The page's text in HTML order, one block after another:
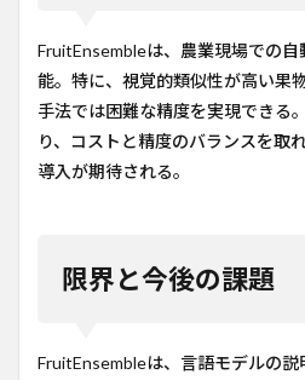
FruitEnsembleは、農業現場での
能。特に、視覚的類似性が高い果
手法では困難な精度を実現できる
り、コストと精度のバランスを取
導入が期待される。
限界と今後の課題
FruitEnsembleは、言語モデルの